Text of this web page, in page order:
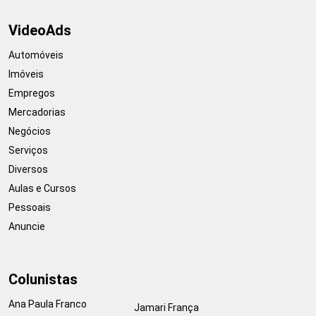
VideoAds
Automóveis
Imóveis
Empregos
Mercadorias
Negócios
Serviços
Diversos
Aulas e Cursos
Pessoais
Anuncie
Colunistas
Ana Paula Franco
Jamari França